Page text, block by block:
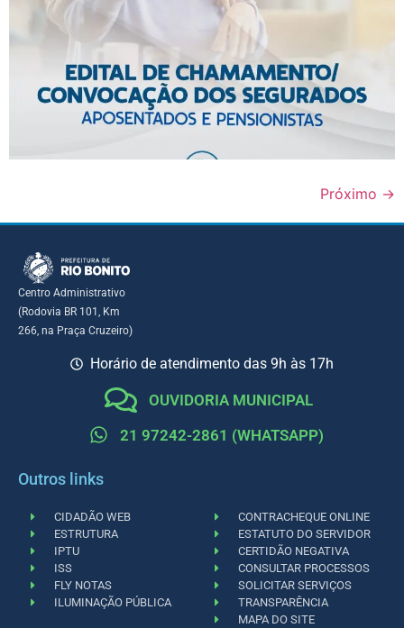
Próximo →
Centro Administrativo
(Rodovia BR 101, Km
266, na Praça Cruzeiro)
Horário de atendimento das 9h às 17h
OUVIDORIA MUNICIPAL
21 97242-2861 (WHATSAPP)
Outros links
CIDADÃO WEB
ESTRUTURA
IPTU
ISS
FLY NOTAS
ILUMINAÇÃO PÚBLICA
CONTRACHEQUE ONLINE
ESTATUTO DO SERVIDOR
CERTIDÃO NEGATIVA
CONSULTAR PROCESSOS
SOLICITAR SERVIÇOS
TRANSPARÊNCIA
MAPA DO SITE